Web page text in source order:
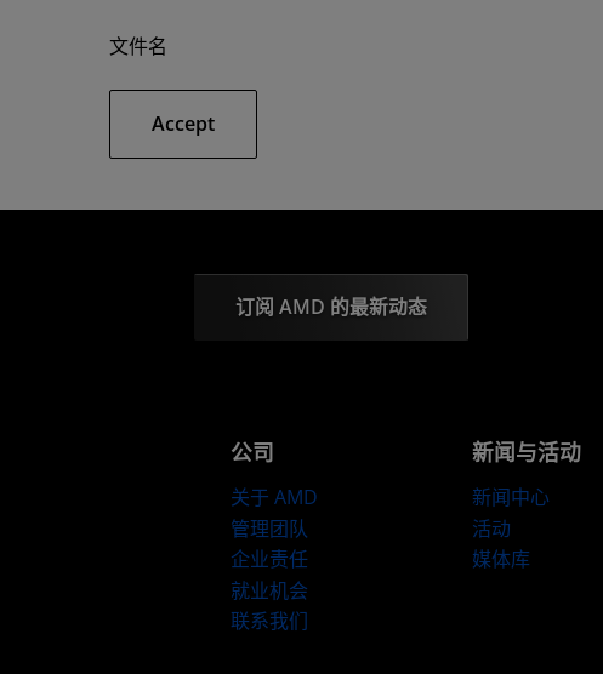
文件名
Accept
订阅 AMD 的最新动态
公司
关于 AMD
管理团队
企业责任
就业机会
联系我们
新闻与活动
新闻中心
活动
媒体库